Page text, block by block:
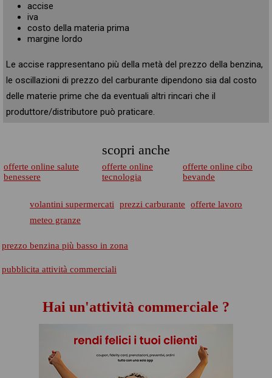
accise
iva
costo della materia prima
margine lordo
Le accise rappresentano più della metà del prezzo della benzina,
le oscillazioni di prezzo del carburante dipendono sia dal costo
delle materie prime che da eventuali altri rincari che il
produttore/distributore può praticare.
scopri anche
offerte online salute
benessere
offerte online
tecnologia
offerte online cibo
bevande
volantini supermercati prezzi carburante
offerte lavoro
meteo granze
prezzo benzina più basso in zona
pubblicita attività commerciali
Hai un'attività commerciale ?